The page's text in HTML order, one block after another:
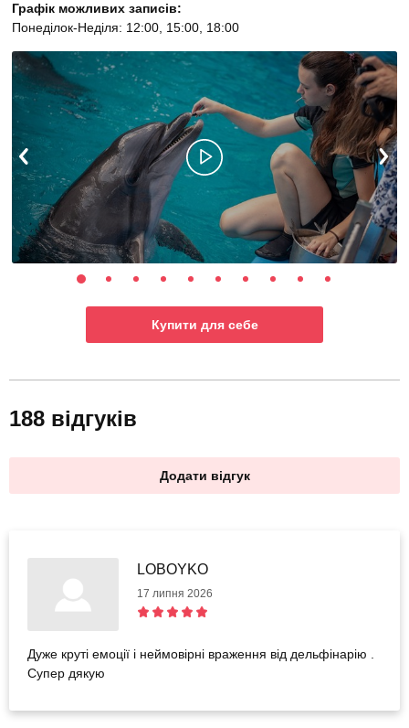
Графік можливих записів:
Понеділок-Неділя: 12:00, 15:00, 18:00
Купити для себе
188 відгуків
Додати відгук
LOBOYKO
17 липня 2026
Дуже круті емоції і неймовірні враження від дельфінарію .
Супер дякую